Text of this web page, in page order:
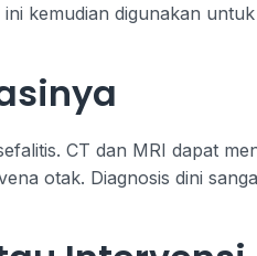
kemudian digunakan
CT dan MRI dapat
otak. Diagnosis dini